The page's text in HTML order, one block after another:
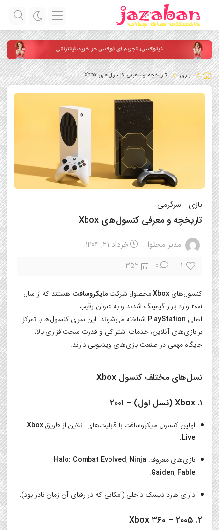
بازی تاریخچه و معرفی کنسول‌های Xbox
بازی - سرگرمی
تاریخچه و معرفی کنسول‌های Xbox
مدیر محتوا خرداد ۲۱, ۱۴۰۴
1
0
352
کنسول‌های Xboxمحصول شرکت مایکروسافت هستند که از سال
۲۰۰۱ وارد بازار گیمینگ شدند و به عنوان رقیب
اصلی PlayStation شناخته می‌شوند. این سری کنسول‌ها با تمرکز
بر بازی‌های آنلاین، خدمات اشتراکی و قدرت سخت‌افزاری بالا،
جایگاه مهمی در صنعت بازی‌های ویدیویی دارند.
نسل‌های مختلف کنسول Xbox
۱. Xbox (نسل اول) – ۲۰۰۱
اولین کنسول مایکروسافت با قابلیت‌های آنلاین از طریق Xbox
Live
.
بازی‌های معروف:
Halo: Combat Evolved, Ninja
Gaiden, Fable
.
دارای هارد دیسک داخلی (امکانی که در رقبای آن زمان نادر بود).
۲. Xbox 360 – ۲۰۰۵